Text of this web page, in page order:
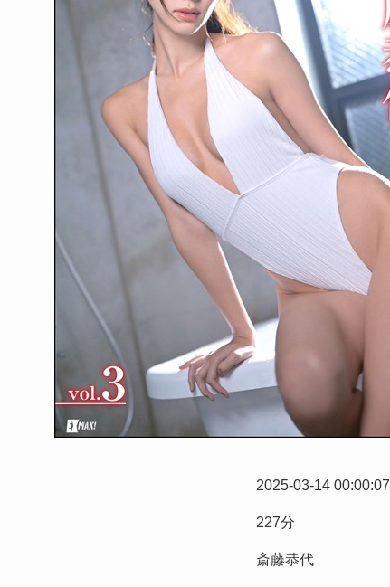
2025-03-14 00:00:07
227分
斎藤恭代